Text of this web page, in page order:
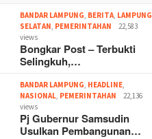
BANDAR LAMPUNG BERITA LAMPUNG
SELATAN PEMERINTAHAN
22,583
views
Bongkar Post – Terbukti
Selingkuh,…
BANDAR LAMPUNG HEADLINE
NASIONAL PEMERINTAHAN
22,136
views
Pj Gubernur Samsudin
Usulkan Pembangunan…